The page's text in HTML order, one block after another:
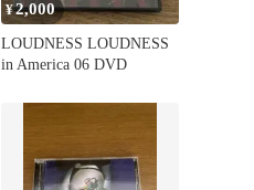
¥2,000
LOUDNESS LOUDNESS
in America 06 DVD